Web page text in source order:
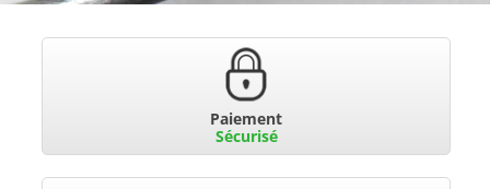
Paiement
Sécurisé